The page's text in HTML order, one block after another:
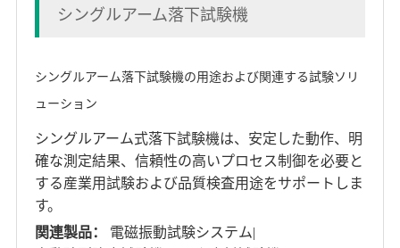
シングルアーム落下試験機
シングルアーム落下試験機の用途および関連する試験ソリ
ューション
シングルアーム式落下試験機は、安定した動作、明
確な測定結果、信頼性の高いプロセス制御を必要と
する産業用試験および品質検査用途をサポートしま
す。
関連製品：
電磁振動試験システム|